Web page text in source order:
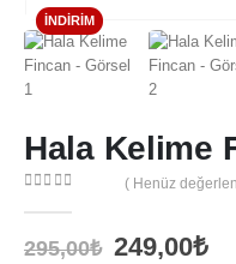
İNDIRIM
Hala Kelime
( Henüz
295,00₺ Orijinal
249,00₺Şu